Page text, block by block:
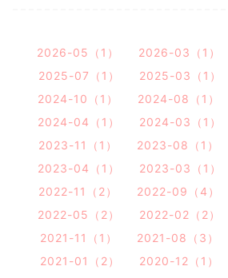
2026-05（1） 2026-03（1）
2025-07（1）
2025-03（1）
2024-10（1）
2024-08（1）
2024-04（1）
2024-03（1）
2023-11（1）
2023-08（1）
2023-04（1）
2023-03（1）
2022-11（2）
2022-09（4）
2022-05（2）
2022-02（2）
2021-11（1）
2021-08（3）
2021-01（2）
2020-12（1）